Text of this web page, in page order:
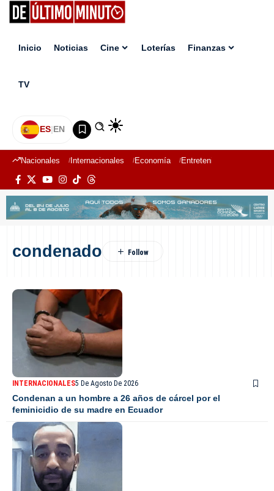
Inicio Noticias Cine Loterías Finanzas
TV
ES|EN
Nacionales Internacionales Economía Entretenimiento
condenado
INTERNACIONALES5 De Agosto De 2026
Condenan a un hombre a 26 años de cárcel por el
feminicidio de su madre en Ecuador